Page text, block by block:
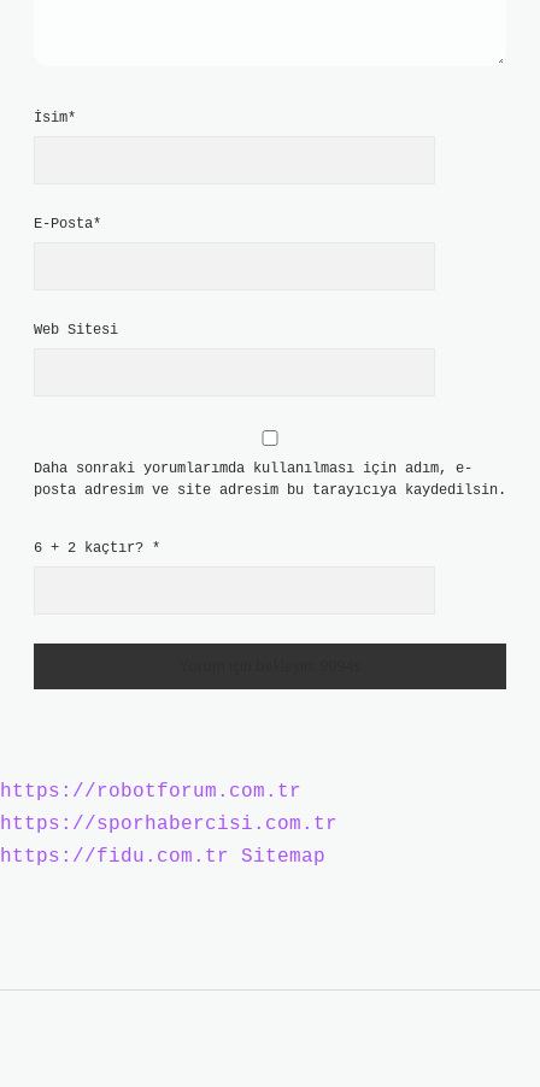
İsim*
E-Posta*
Web Sitesi
Daha sonraki yorumlarımda kullanılması için adım, e-
posta adresim ve site adresim bu tarayıcıya kaydedilsin.
6 + 2 kaçtır? *
https://robotforum.com.tr
https://sporhabercisi.com.tr
https://fidu.com.tr
Sitemap